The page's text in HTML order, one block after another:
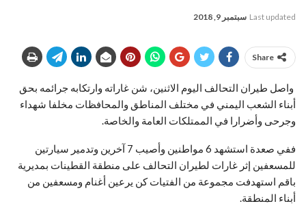
Last updated سبتمبر 9, 2018
Share
واصل طيران التحالف اليوم الاثنين، شن غاراته وارتكابه جرائمه بحق
أبناء الشعب اليمني في مختلف المناطق والمحافظات مخلفا شهداء
وجرحى وأضرارا في الممتلكات العامة والخاصة.
ففي صعدة استشهد 6 مواطنين وأصيب 7 آخرين وتدمير سيارتين
للمسعفين إثر غارات لطيران التحالف على منطقة القطينات بمديرية
باقم استهدفت مجموعة من الفتيات كن يرعين أغنام ومسعفين من
أبناء المنطقة.